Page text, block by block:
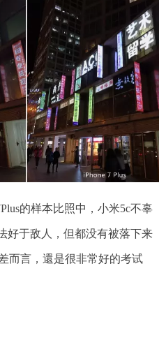
的样本比照中，小米5c不辜
好于敌人，但都没有被落下来
而言，還是很非常好的考试